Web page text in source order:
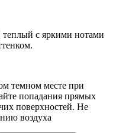
с яркими нотами
темном месте при
попадания прямых
поверхностей. Не
воздуха